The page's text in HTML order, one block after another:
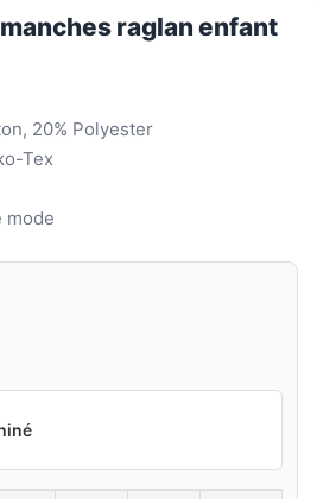
raglan enfant
20% Polyester
Tex
mode